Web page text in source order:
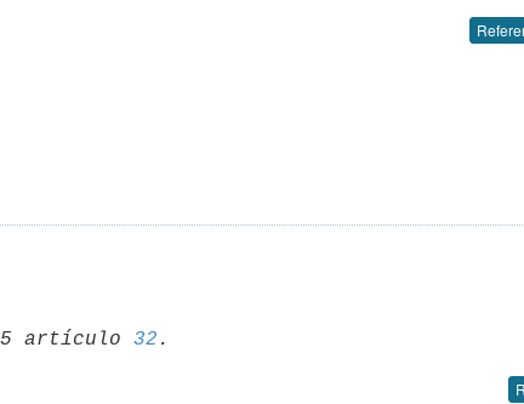
artículo 32